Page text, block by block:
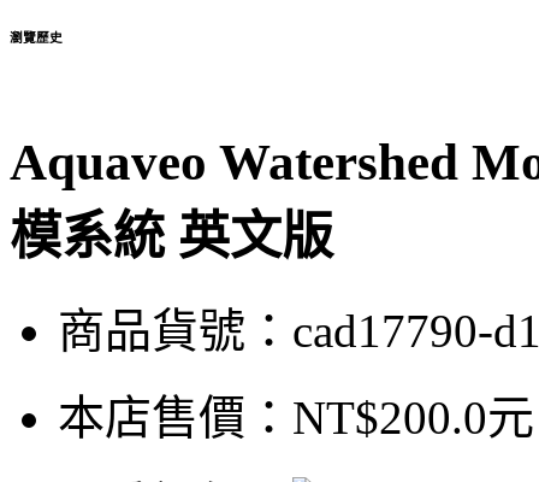
瀏覽歷史
Aquaveo Watershed
模系統 英文版
商品貨號：cad17790-
本店售價： NT$200.0元